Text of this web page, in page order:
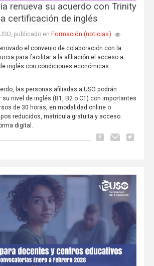
renueva su acuerdo con Trinity
certificación de inglés
publicado en Formación (noticias)
el convenio de colaboración con la
para facilitar a la afiliación el acceso a
inglés con condiciones económicas
las personas afiliadas a USO podrán
su nivel de inglés (B1, B2 o C1) con importantes
de 30 horas, en modalidad online o
reducidos, matrícula gratuita y acceso
digital.